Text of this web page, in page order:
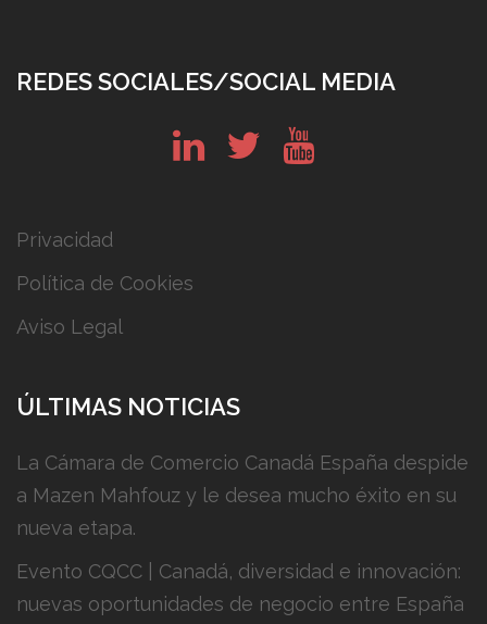
REDES SOCIALES/SOCIAL MEDIA
Privacidad
Política de Cookies
Aviso Legal
ÚLTIMAS NOTICIAS
La Cámara de Comercio Canadá España despide
a Mazen Mahfouz y le desea mucho éxito en su
nueva etapa.
Evento CQCC | Canadá, diversidad e innovación:
nuevas oportunidades de negocio entre España